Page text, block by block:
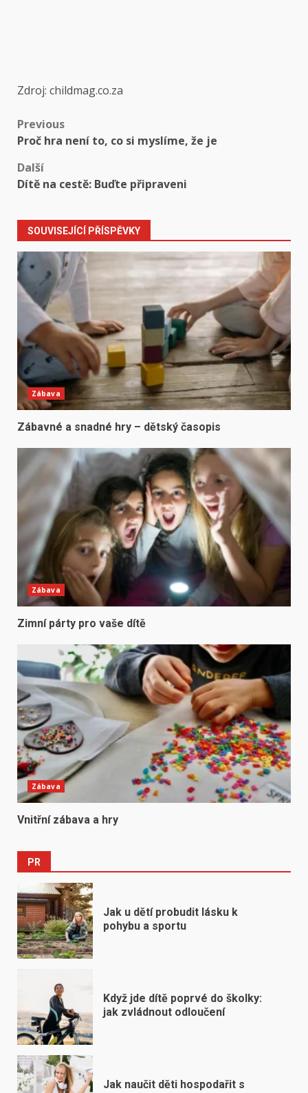
Zdroj: childmag.co.za
Post
Previous
Proč hra není to, co si myslíme, že je
Další
Dítě na cestě: Buďte připraveni
SOUVISEJÍCÍ PŘÍSPĚVKY
Zábava
Zábavné a snadné hry – dětský časopis
Zábava
Zimní párty pro vaše dítě
Zábava
Vnitřní zábava a hry
PR
Jak u dětí probudit lásku k
pohybu a sportu
Když jde dítě poprvé do školky:
jak zvládnout odloučení
Jak naučit děti hospodařit s